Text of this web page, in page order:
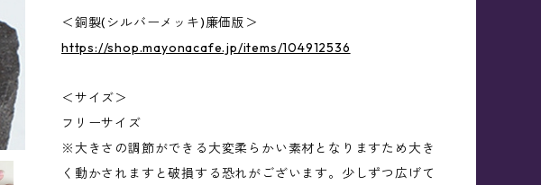
＜銅製(シルバーメッキ)廉価版＞
https://shop.mayonacafe.jp/items/104912536
＜サイズ＞
フリーサイズ
※大きさの調節ができる大変柔らかい素材となりますため大き
く動かされますと破損する恐れがございます。少しずつ広げて